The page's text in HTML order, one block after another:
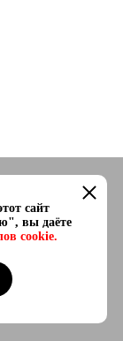
Самые свежие и
сайт
вы даёте
cookie.